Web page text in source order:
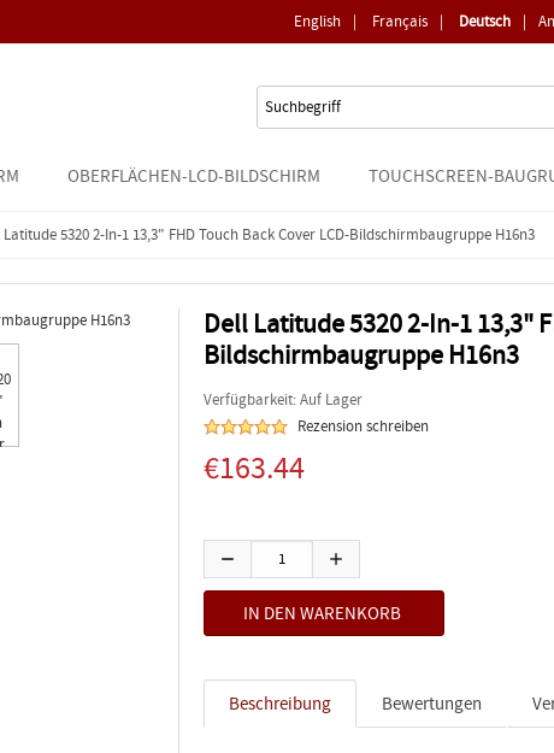
English | Français | Deutsch |
OBERFLÄCHEN-LCD-BILDSCHIRM TOUCHSCREEN-
Latitude 5320 2-In-1 13,3" FHD Touch Back Cover LCD-Bildschirmbaugruppe H16n3
Dell Latitude 5320 2-In-1 13,3"
Bildschirmbaugruppe H16n3
Verfügbarkeit: Auf Lager
Rezension schreiben
€163.44
Beschreibung Bewertungen